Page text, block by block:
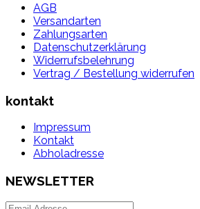
AGB
Versandarten
Zahlungsarten
Datenschutzerklärung
Widerrufsbelehrung
Vertrag / Bestellung widerrufen
kontakt
Impressum
Kontakt
Abholadresse
NEWSLETTER